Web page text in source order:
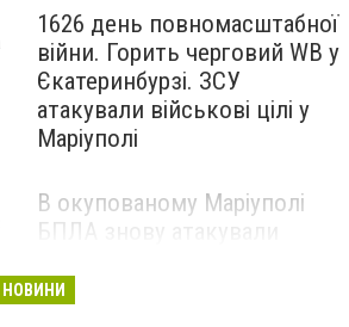
1626 день повномасштабної
війни. Горить черговий WB у
Єкатеринбурзі. ЗСУ
атакували військові цілі у
Маріуполі
В окупованому Маріуполі
БПЛА знову атакували
— ВІДЕО